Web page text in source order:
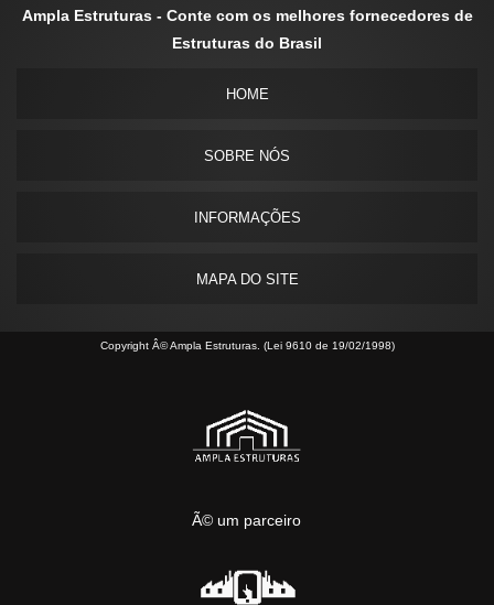
Ampla Estruturas - Conte com os melhores fornecedores de
Estruturas do Brasil
HOME
SOBRE NÓS
INFORMAÇÕES
MAPA DO SITE
Copyright Â© Ampla Estruturas. (Lei 9610 de 19/02/1998)
Ã© um parceiro